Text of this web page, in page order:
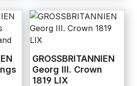
GROSSBRITANNIEN
Georg III. Crown
1819 LIX